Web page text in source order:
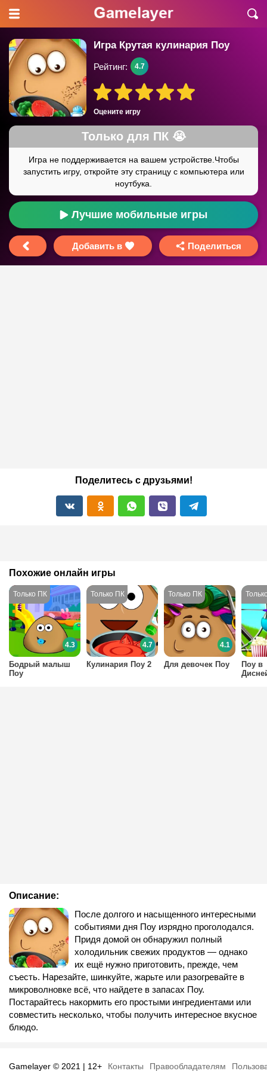
Игра Крутая кулинария Поу
Оцените игру
Рейтинг: 4.7
Лучшие мобильные игры
Добавить в Поделиться
Поделитесь с друзьями!
Описание:
После долгого и насыщенного интересными
событиями дня Поу изрядно проголодался.
Придя домой он обнаружил полный
холодильник свежих продуктов — однако
их ещё нужно приготовить, прежде, чем
съесть. Нарезайте, шинкуйте, жарьте или разогревайте в
микроволновке всё, что найдете в запасах Поу.
Постарайтесь накормить его простыми ингредиентами или
совместить несколько, чтобы получить интересное вкусное
блюдо.
Похожие онлайн игры
Бодрый малыш
Поу
4.3
Кулинария Поу 2
4.7
Для девочек Поу
4.1
Поу в
Gamelayer © 2021 | 12+ Контакты Правообладателям